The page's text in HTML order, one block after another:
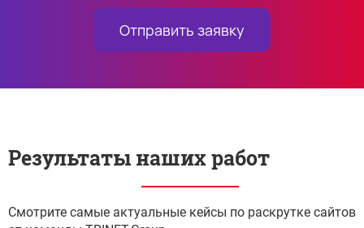
Отправить заявку
Результаты наших работ
Смотрите самые актуальные кейсы по раскрутке сайтов